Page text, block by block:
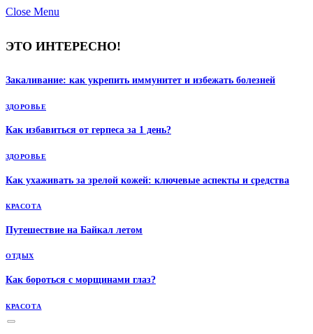
Close Menu
ЭТО ИНТЕРЕСНО!
Закаливание: как укрепить иммунитет и избежать болезней
ЗДОРОВЬЕ
Как избавиться от герпеса за 1 день?
ЗДОРОВЬЕ
Как ухаживать за зрелой кожей: ключевые аспекты и средства
КРАСОТА
Путешествие на Байкал летом
ОТДЫХ
Как бороться с морщинами глаз?
КРАСОТА